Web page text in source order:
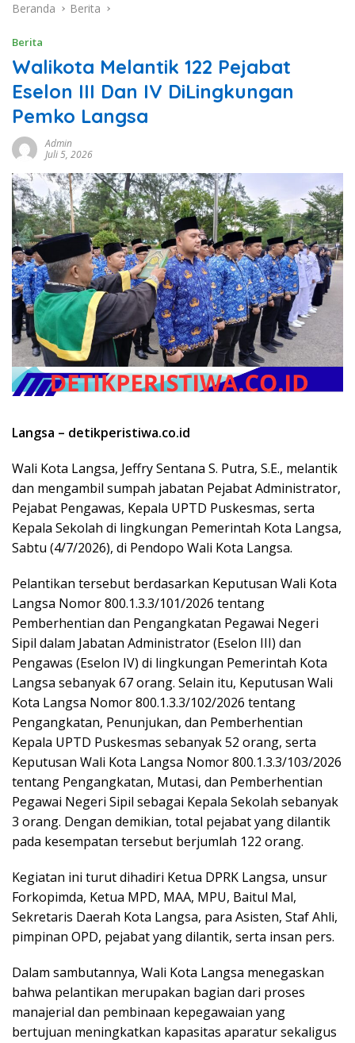
Beranda Berita
Berita
Walikota Melantik 122 Pejabat
Eselon III Dan IV DiLingkungan
Pemko Langsa
Admin
Juli 5, 2026
Langsa – detikperistiwa.co.id
Wali Kota Langsa, Jeffry Sentana S. Putra, S.E., melantik
dan mengambil sumpah jabatan Pejabat Administrator,
Pejabat Pengawas, Kepala UPTD Puskesmas, serta
Kepala Sekolah di lingkungan Pemerintah Kota Langsa,
Sabtu (4/7/2026), di Pendopo Wali Kota Langsa.
Pelantikan tersebut berdasarkan Keputusan Wali Kota
Langsa Nomor 800.1.3.3/101/2026 tentang
Pemberhentian dan Pengangkatan Pegawai Negeri
Sipil dalam Jabatan Administrator (Eselon III) dan
Pengawas (Eselon IV) di lingkungan Pemerintah Kota
Langsa sebanyak 67 orang. Selain itu, Keputusan Wali
Kota Langsa Nomor 800.1.3.3/102/2026 tentang
Pengangkatan, Penunjukan, dan Pemberhentian
Kepala UPTD Puskesmas sebanyak 52 orang, serta
Keputusan Wali Kota Langsa Nomor 800.1.3.3/103/2026
tentang Pengangkatan, Mutasi, dan Pemberhentian
Pegawai Negeri Sipil sebagai Kepala Sekolah sebanyak
3 orang. Dengan demikian, total pejabat yang dilantik
pada kesempatan tersebut berjumlah 122 orang.
Kegiatan ini turut dihadiri Ketua DPRK Langsa, unsur
Forkopimda, Ketua MPD, MAA, MPU, Baitul Mal,
Sekretaris Daerah Kota Langsa, para Asisten, Staf Ahli,
pimpinan OPD, pejabat yang dilantik, serta insan pers.
Dalam sambutannya, Wali Kota Langsa menegaskan
bahwa pelantikan merupakan bagian dari proses
manajerial dan pembinaan kepegawaian yang
bertujuan meningkatkan kapasitas aparatur sekaligus